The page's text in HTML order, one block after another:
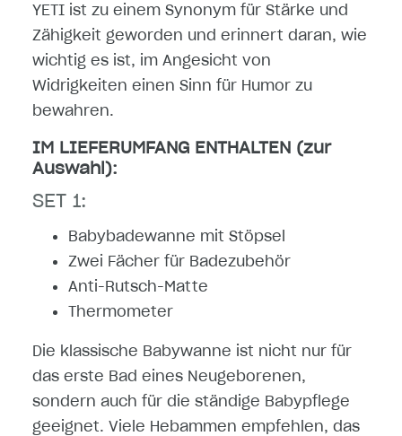
YETI ist zu einem Synonym für Stärke und
Zähigkeit geworden und erinnert daran, wie
wichtig es ist, im Angesicht von
Widrigkeiten einen Sinn für Humor zu
bewahren.
IM LIEFERUMFANG ENTHALTEN (zur
Auswahl):
SET 1:
Babybadewanne mit Stöpsel
Zwei Fächer für Badezubehör
Anti-Rutsch-Matte
Thermometer
Die klassische Babywanne ist nicht nur für
das erste Bad eines Neugeborenen,
sondern auch für die ständige Babypflege
geeignet. Viele Hebammen empfehlen, das